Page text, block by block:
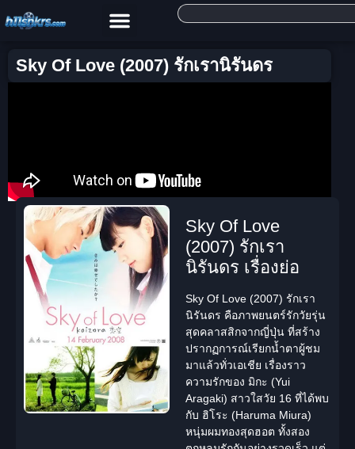
Sky Of Love (2007) รักเรานิรันดร
Sky Of Love
(2007) รักเรา
นิรันดร เรื่องย่อ
Sky Of Love (2007) รักเรา
นิรันดร คือภาพยนตร์รักวัยรุ่น
สุดคลาสสิกจากญี่ปุ่น ที่สร้าง
ปรากฏการณ์เรียกน้ำตาผู้ชม
มาแล้วทั่วเอเชีย เรื่องราว
ความรักของ มิกะ (Yui
Aragaki) สาวใสวัย 16 ที่ได้พบ
กับ ฮิโระ (Haruma Miura)
หนุ่มผมทองสุดฮอต ทั้งสอง